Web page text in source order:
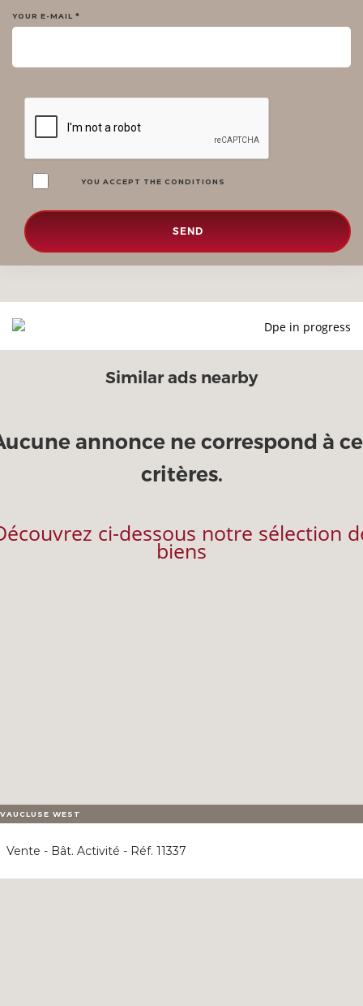
YOUR E-MAIL *
YOU ACCEPT THE CONDITIONS
SEND
Dpe in progress
Similar ads nearby
annonce ne correspond à
critères.
ci-dessous notre sélection
biens
VAUCLUSE WEST
Vente - Bât. Activité - Réf. 11337